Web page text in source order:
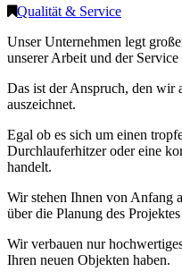
Qualität & Service
Unser Unternehmen legt
unserer Arbeit und der Service
Das ist der Anspruch, den wir
auszeichnet.
Egal ob es sich um einen
Durchlauferhitzer oder eine
handelt.
Wir stehen Ihnen von Anfang
über die Planung des
Wir verbauen nur
Ihren neuen Objekten haben.